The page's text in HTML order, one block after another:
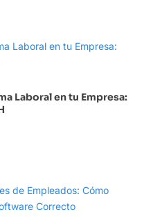
Laboral en tu Empresa: